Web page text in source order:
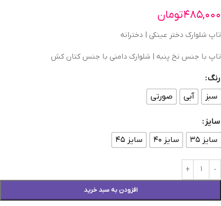
۴۸۵,۰۰۰تومان
تاپ شلوارک دختر عینکی | دخترانه
تاپ با جنس نخ پنبه | شلوارک دامنی با جنس کتان کش
رنگ
سبز
آبی صورتی
سایز
سایز ۳۵
سایز ۴۰ سایز ۴۵
افزودن به سبد خرید